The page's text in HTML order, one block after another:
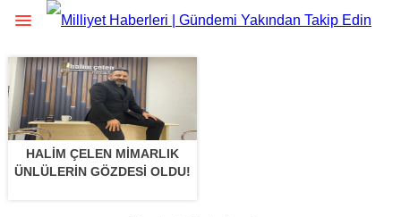
HALIM ÇELEN MIMARLIK
ÜNLÜLERIN GÖZDESI OLDU!